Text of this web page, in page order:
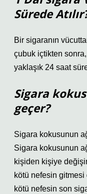
Sürede
Bir sigaranın
çubuk içtikten sonra,
yaklaşık 24 saat
Sigara
geçer?
Sigara kokusunun
Sigara kokusunun
kişiden kişiye
kötü nefesin
kötü nefesin son